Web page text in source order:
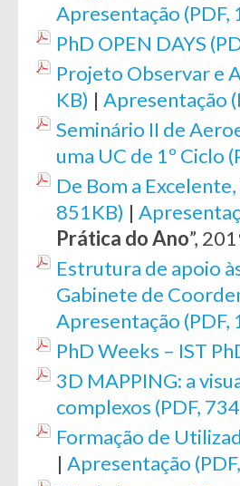
Apresentação (PDF,
PhD OPEN DAYS
Projeto Observar e
KB) | Apresentação
Seminário II de
uma UC de 1º Ciclo
De Bom a
851KB) |
Prática do Ano”,
Estrutura de apoio
Gabinete de
Apresentação (PDF,
PhD Weeks – IST
3D MAPPING: a
complexos (PDF,
Formação de
| Apresentação